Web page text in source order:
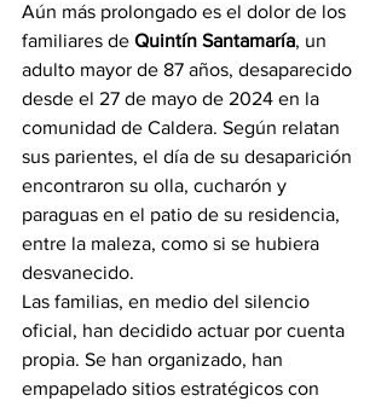
Aún más prolongado es el dolor de los
familiares de Quintín Santamaría, un
adulto mayor de 87 años, desaparecido
desde el 27 de mayo de 2024 en la
comunidad de Caldera. Según relatan
sus parientes, el día de su desaparición
encontraron su olla, cucharón y
paraguas en el patio de su residencia,
entre la maleza, como si se hubiera
desvanecido.
Las familias, en medio del silencio
oficial, han decidido actuar por cuenta
propia. Se han organizado, han
empapelado sitios estratégicos con